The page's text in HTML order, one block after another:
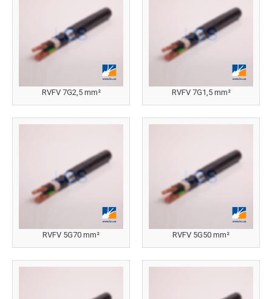
RVFV 7G2,5 mm² RVFV 7G1,5 mm²
RVFV 5G70 mm² RVFV 5G50 mm²